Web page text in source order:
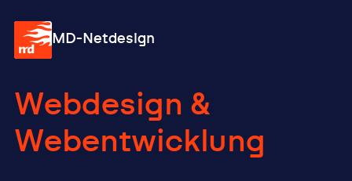
MD-Netdesign
Web­de­sign &
Web­ent­wick­lung